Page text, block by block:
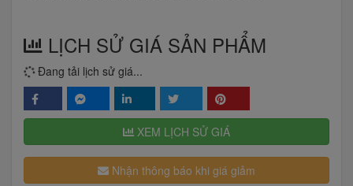
LỊCH SỬ GIÁ SẢN PHẨM
Đang tải lịch sử giá...
XEM LỊCH SỬ GIÁ
Nhận thông báo khi giá giảm